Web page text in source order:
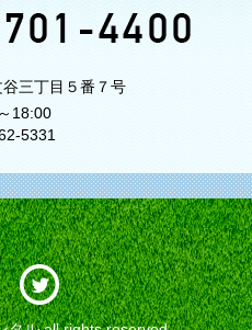
三丁目５番７号
18:00
5331